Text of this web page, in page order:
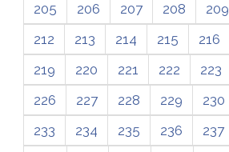
205
206 207 208 209
212
213 214 215 216
219
220 221 222 223
226
227 228 229 230
233
234 235 236 237